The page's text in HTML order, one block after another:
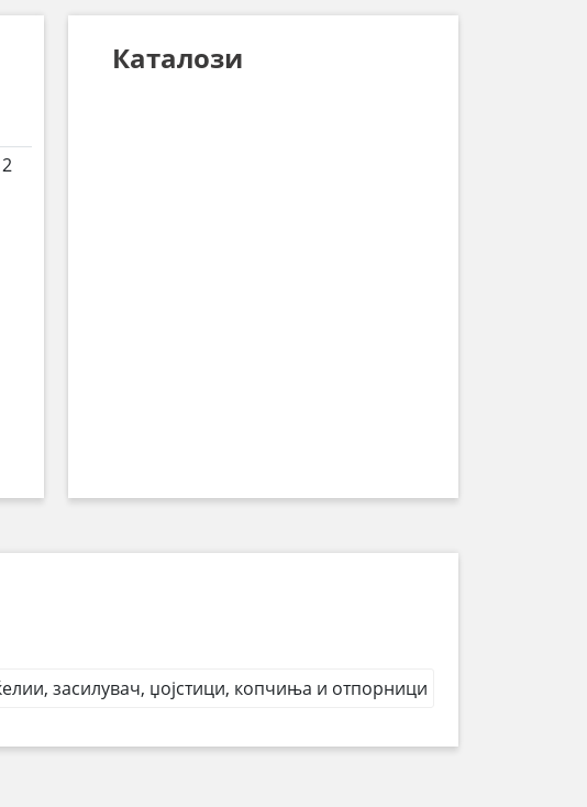
Каталози
засилувач, џојстици, копчиња и отпорници